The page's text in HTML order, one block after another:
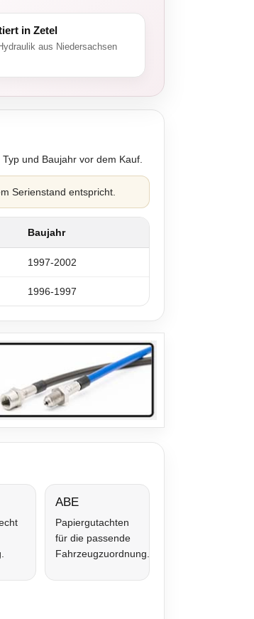
in Zetel
aus Niedersachsen
und Baujahr vor dem Kauf.
Serienstand entspricht.
Baujahr
1997-2002
1996-1997
ABE
Papiergutachten
für die passende
Fahrzeugzuordnung.